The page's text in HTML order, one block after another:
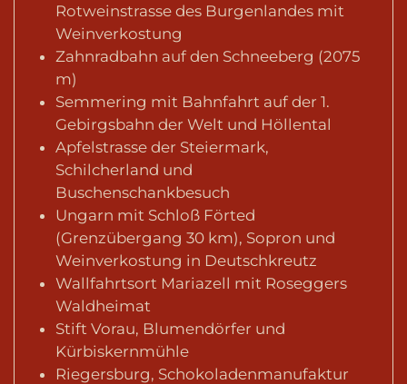
Rotweinstrasse des Burgenlandes mit
Weinverkostung
Zahnradbahn auf den Schneeberg (2075
m)
Semmering mit Bahnfahrt auf der 1.
Gebirgsbahn der Welt und Höllental
Apfelstrasse der Steiermark,
Schilcherland und
Buschenschankbesuch
Ungarn mit Schloß Förted
(Grenzübergang 30 km), Sopron und
Weinverkostung in Deutschkreutz
Wallfahrtsort Mariazell mit Roseggers
Waldheimat
Stift Vorau, Blumendörfer und
Kürbiskernmühle
Riegersburg, Schokoladenmanufaktur